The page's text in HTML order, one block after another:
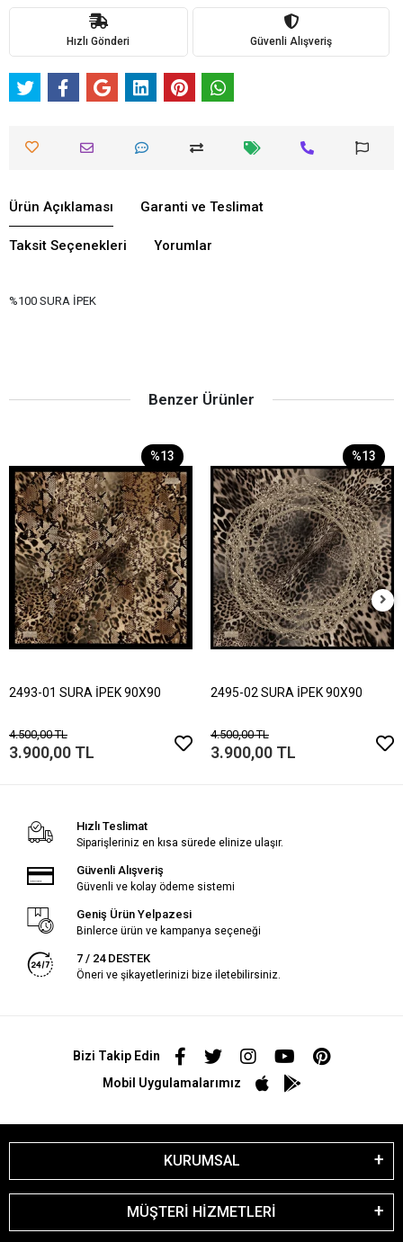
Hızlı Gönderi Güvenli Alışveriş
Ürün Açıklaması Garanti ve Teslimat
Taksit Seçenekleri Yorumlar
%100 SURA İPEK
Benzer Ürünler
%13
2493-01 SURA İPEK 90X90
4.500,00 TL
3.900,00 TL
%13
2495-02 SURA İPEK 90X90
4.500,00 TL
3.900,00 TL
Hızlı Teslimat
Siparişleriniz en kısa sürede elinize ulaşır.
Güvenli Alışveriş
Güvenli ve kolay ödeme sistemi
Geniş Ürün Yelpazesi
Binlerce ürün ve kampanya seçeneği
7 / 24 DESTEK
Öneri ve şikayetlerinizi bize iletebilirsiniz.
Bizi Takip Edin
Mobil Uygulamalarımız
KURUMSAL
MÜŞTERİ HİZMETLERİ